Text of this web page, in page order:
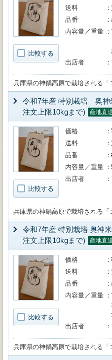
比較する
送料
品番
内容量／重量
出店者
兵庫県の神鍋高原で栽培される「
令和7年産 特別栽培 奥神
注文上限10kgまで)
産地直
比較する
価格
送料
品番
内容量／重量
出店者
兵庫県の神鍋高原で栽培される「
令和7年産 特別栽培 奥神
注文上限10kgまで)
産地直
比較する
価格
送料
品番
内容量／重量
出店者
兵庫県の神鍋高原で栽培される「